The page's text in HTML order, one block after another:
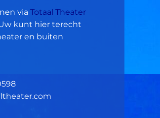
via Totaal Theater
kunt hier terecht
en buiten